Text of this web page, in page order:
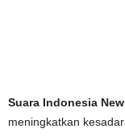
Suara Indonesia
meningkatkan